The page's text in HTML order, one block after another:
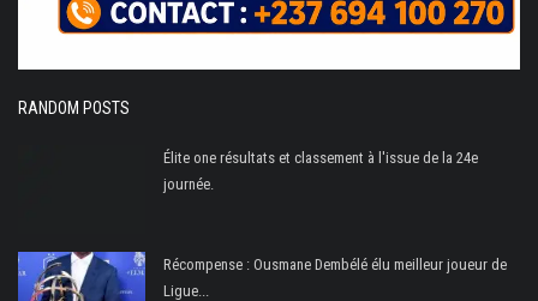
RANDOM POSTS
Élite one résultats et classement à l'issue de la 24e
journée.
Récompense : Ousmane Dembélé élu meilleur joueur de
Ligue...